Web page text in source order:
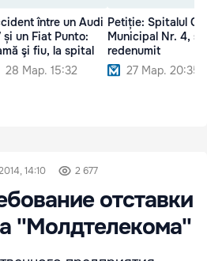
între un Audi
și un Fiat Punto:
şi fiu, la spital
28 Мар. 15:32
Petiție: Spitalul
Municipal Nr. 4,
redenumit
27 Мар. 20:35
14:10 2 677
отставки
''Молдтелекома''